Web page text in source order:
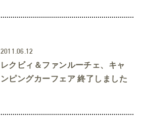
2011.06.12
レクビィ＆ファンルーチェ、キャ
ンピングカーフェア 終了しました